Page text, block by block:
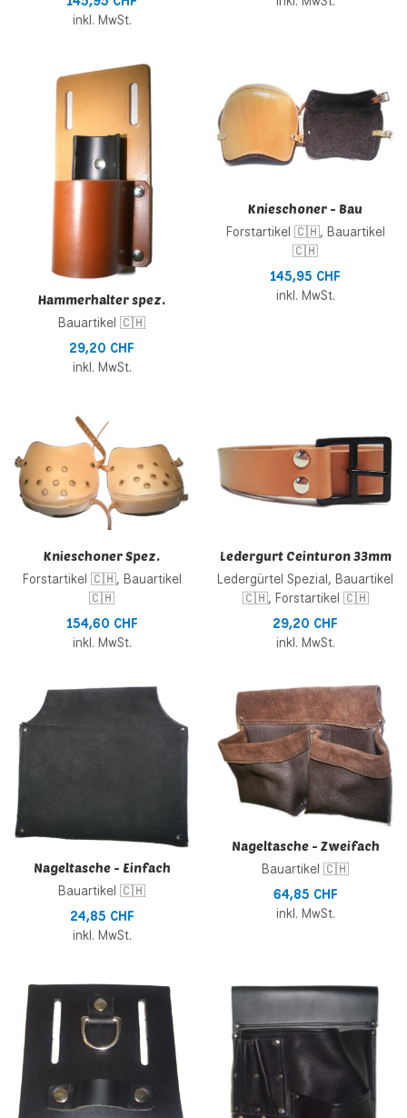
inkl. MwSt.
Zur Vergleichsliste hinzufügen
Schnellansicht
Hammerhalter spez.
Bauartikel 🇨🇭
29,20 CHF
inkl. MwSt.
Knieschoner - Bau
Forstartikel 🇨🇭, Bauartikel
🇨🇭
145,95 CHF
inkl. MwSt.
Zur Vergleichsliste hinzufügen
Schnellansicht
Knieschoner Spez.
Forstartikel 🇨🇭, Bauartikel
🇨🇭
154,60 CHF
inkl. MwSt.
Ledergurt Ceinturon 33mm
Ledergürtel Spezial, Bauartikel
🇨🇭, Forstartikel 🇨🇭
29,20 CHF
inkl. MwSt.
Zur Wunschliste hinzufügen
Zur Vergleichsliste hinzufügen
Schnellansicht
Nageltasche - Einfach
Bauartikel 🇨🇭
24,85 CHF
inkl. MwSt.
Nageltasche - Zweifach
Bauartikel 🇨🇭
64,85 CHF
inkl. MwSt.
Zur Wunschliste hinzufügen
Zur Vergleichsliste hinzufügen
Schnellansicht